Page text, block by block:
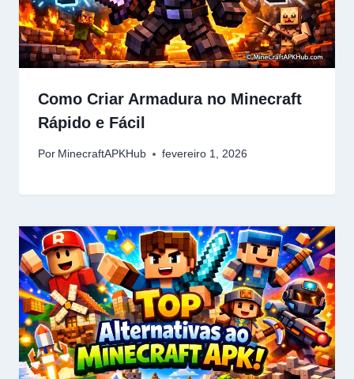
Como Criar Armadura no Minecraft
Rápido e Fácil
Por MinecraftAPKHub fevereiro 1, 2026